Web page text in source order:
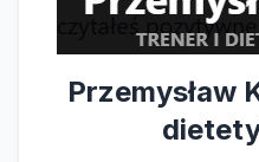
Przemysław